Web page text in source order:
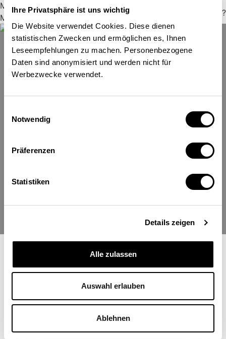
Ihre Privatsphäre ist uns wichtig
Die Website verwendet Cookies. Diese dienen
statistischen Zwecken und ermöglichen es, Ihnen
Leseempfehlungen zu machen. Personenbezogene
Daten sind anonymisiert und werden nicht für
Werbezwecke verwendet.
Notwendig
Präferenzen
Statistiken
Details zeigen
Alle zulassen
Auswahl erlauben
Ablehnen
Matteo Mattmann Urs Trinkner ,Dietmar Grichnik
Michael Greger
Schweizerische Eidgenossenschaft
Confédération suisse